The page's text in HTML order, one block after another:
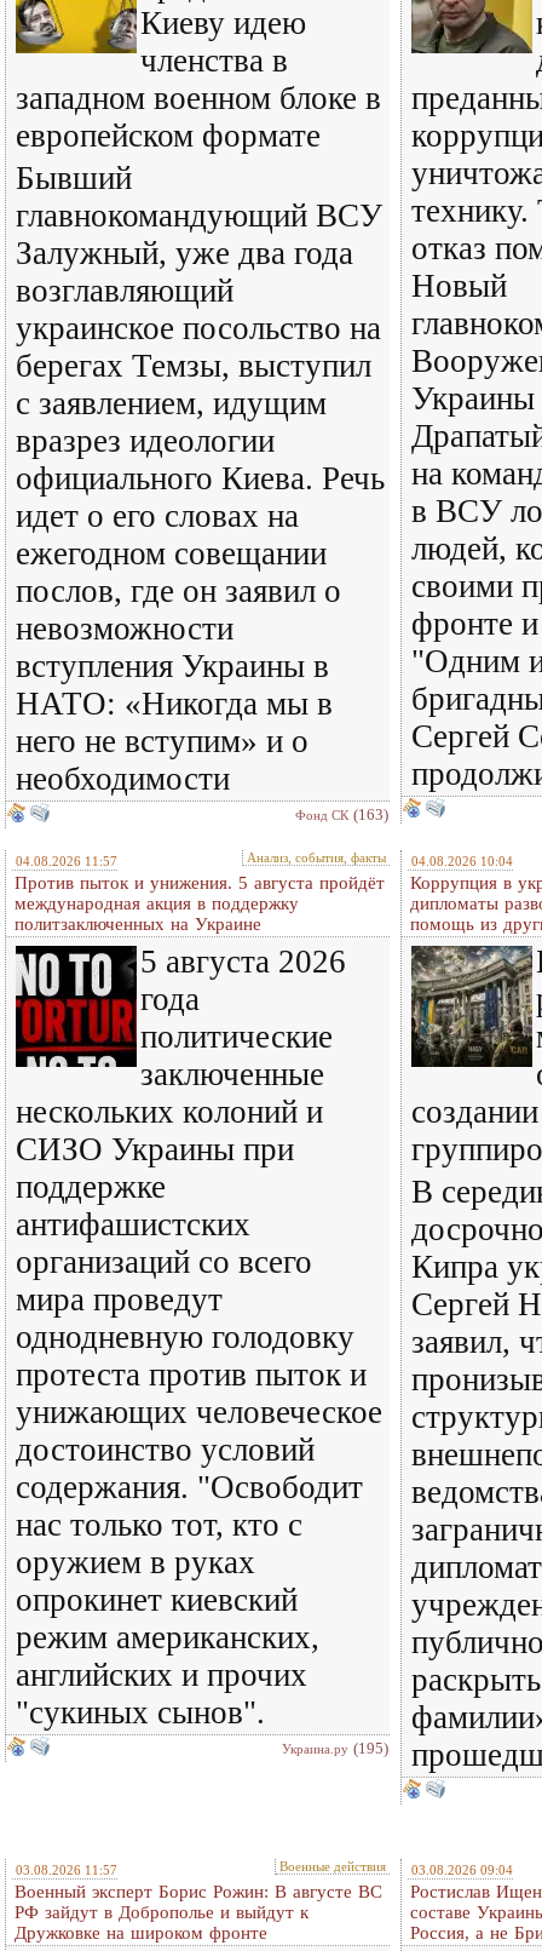
Киеву идею
членства в
западном военном блоке в
европейском формате
Бывший
главнокомандующий ВСУ
Залужный, уже два года
возглавляющий
украинское посольство на
берегах Темзы, выступил
с заявлением, идущим
вразрез идеологии
официального Киева. Речь
идет о его словах на
ежегодном совещании
послов, где он заявил о
невозможности
вступления Украины в
НАТО: «Никогда мы в
него не вступим» и о
необходимости
Фонд СК (163)
отказ
Новый
на
в ВСУ
людей,
своими
фронте
"Одним
Сергей
04.08.2026 11:57 Анализ, события, факты
Против пыток и унижения. 5 августа пройдёт
международная акция в поддержку
политзаключенных на Украине
5 августа 2026
года
политические
заключенные
нескольких колоний и
СИЗО Украины при
поддержке
антифашистских
организаций со всего
мира проведут
однодневную голодовку
протеста против пыток и
унижающих человеческое
достоинство условий
содержания. "Освободит
нас только тот, кто с
оружием в руках
опрокинет киевский
режим американских,
английских и прочих
"сукиных сынов".
Украина.ру (195)
04.08.2026 10:04
Коррупция в
дипломаты
помощь из
В
Кипра
Сергей
заявил,
03.08.2026 11:57 Военные действия
Военный эксперт Борис Рожин: В августе ВС
РФ зайдут в Доброполье и выйдут к
Дружковке на широком фронте
03.08.2026 09:04
Ростислав
составе
Россия, а не